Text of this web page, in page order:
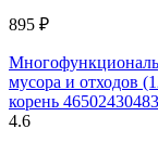
895 ₽
мусора и отходов
корень
4.6